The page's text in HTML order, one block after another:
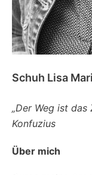
Schuh Lisa
„Der Weg ist das
Konfuzius
Über mich